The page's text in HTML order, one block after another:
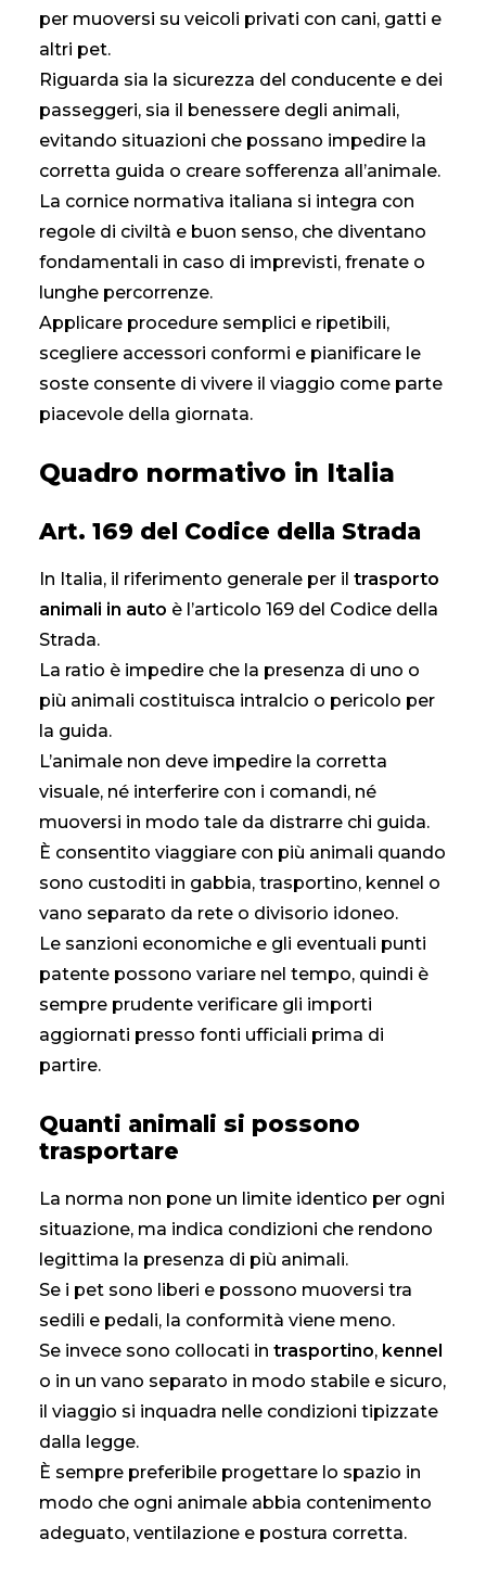
per muoversi su veicoli privati con cani, gatti e
altri pet.
Riguarda sia la sicurezza del conducente e dei
passeggeri, sia il benessere degli animali,
evitando situazioni che possano impedire la
corretta guida o creare sofferenza all’animale.
La cornice normativa italiana si integra con
regole di civiltà e buon senso, che diventano
fondamentali in caso di imprevisti, frenate o
lunghe percorrenze.
Applicare procedure semplici e ripetibili,
scegliere accessori conformi e pianificare le
soste consente di vivere il viaggio come parte
piacevole della giornata.
Quadro normativo in Italia
Art. 169 del Codice della Strada
In Italia, il riferimento generale per il trasporto
animali in auto è l’articolo 169 del Codice della
Strada.
La ratio è impedire che la presenza di uno o
più animali costituisca intralcio o pericolo per
la guida.
L’animale non deve impedire la corretta
visuale, né interferire con i comandi, né
muoversi in modo tale da distrarre chi guida.
È consentito viaggiare con più animali quando
sono custoditi in gabbia, trasportino, kennel o
vano separato da rete o divisorio idoneo.
Le sanzioni economiche e gli eventuali punti
patente possono variare nel tempo, quindi è
sempre prudente verificare gli importi
aggiornati presso fonti ufficiali prima di
partire.
Quanti animali si possono
trasportare
La norma non pone un limite identico per ogni
situazione, ma indica condizioni che rendono
legittima la presenza di più animali.
Se i pet sono liberi e possono muoversi tra
sedili e pedali, la conformità viene meno.
Se invece sono collocati in trasportino, kennel
o in un vano separato in modo stabile e sicuro,
il viaggio si inquadra nelle condizioni tipizzate
dalla legge.
È sempre preferibile progettare lo spazio in
modo che ogni animale abbia contenimento
adeguato, ventilazione e postura corretta.